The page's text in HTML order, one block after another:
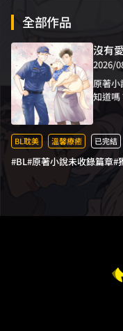
全部作品
沒有
2026/
原著小
知道嗎
實早就
賴文傑
野餐樣
身影
BL耽美 溫馨療癒 已完結
#BL#原著小說未收錄篇章#